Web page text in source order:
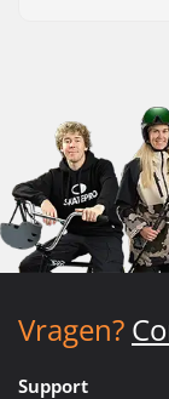
Vragen?
Support